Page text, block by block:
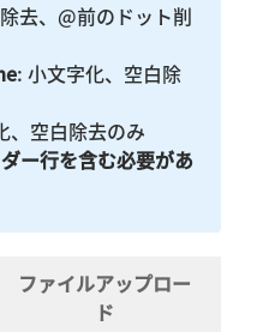
去、@前のドット削
: 小文字化、空白除
、空白除去のみ
ー行を含む必要があ
ファイルアップロー
ド